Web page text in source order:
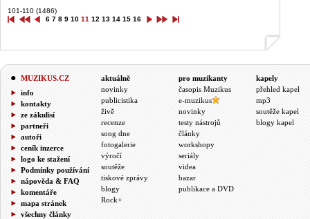
101-110 (1486)
6 7 8 9 10 11 12 13 14 15 16
MUZIKUS.CZ
info
kontakty
ze zákulisí
partneři
autoři
ceník inzerce
logo ke stažení
Podmínky používání
nápověda & FAQ
komentáře
mapa stránek
všechny články
aktuálně
novinky
publicistika
živě
recenze
song dne
fotogalerie
výročí
soutěže
tiskové zprávy
blogy
Rock+
pro muzikanty
časopis Muzikus
e-muzikus
novinky
testy nástrojů
články
workshopy
seriály
videa
bazar
publikace a DVD
kapely
přehled kapel
mp3
soutěže kapel
blogy kapel